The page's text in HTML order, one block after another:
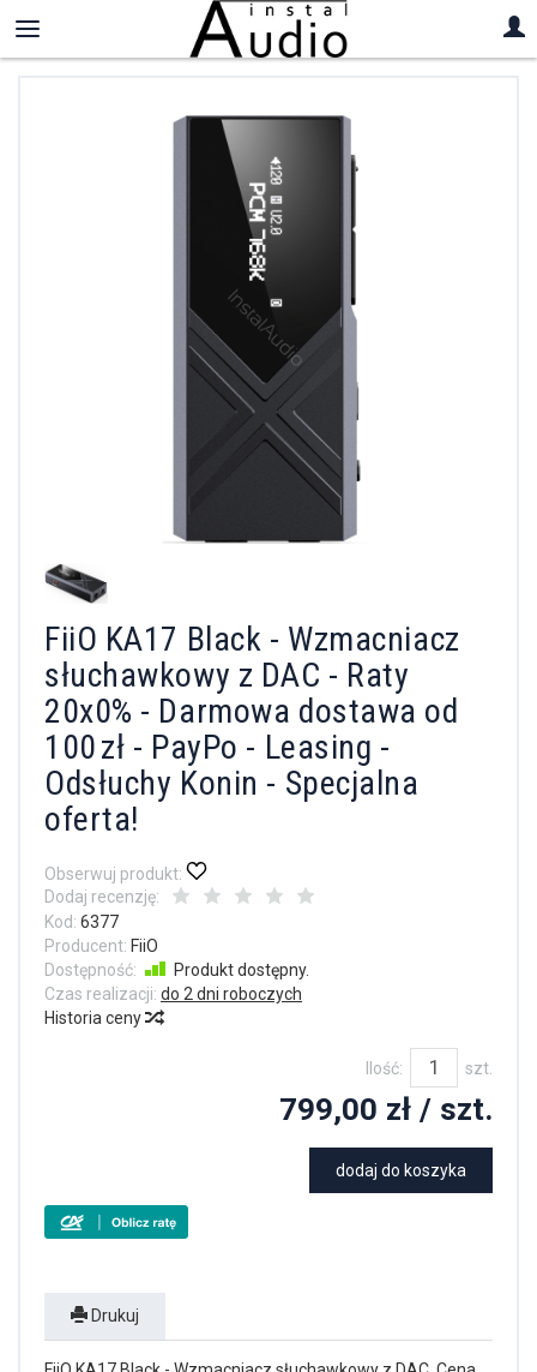
FiiO KA17 Black - Wzmacniacz
słuchawkowy z DAC - Raty
20x0% - Darmowa dostawa od
100 zł - PayPo - Leasing -
Odsłuchy Konin - Specjalna
oferta!
Obserwuj produkt:
Dodaj recenzję:
Kod: 6377
Producent: FiiO
Dostępność:
Produkt dostępny.
Czas realizacji: do 2 dni roboczych
Historia ceny
Ilość: szt.
799,00 zł / szt.
dodaj do koszyka
Drukuj